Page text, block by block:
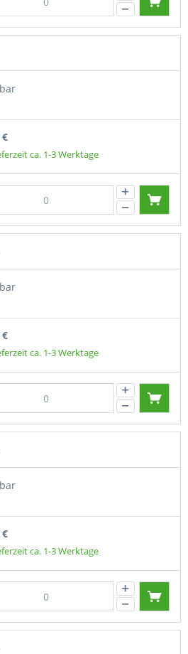
ca. 1-3 Werktage
ca. 1-3 Werktage
ca. 1-3 Werktage